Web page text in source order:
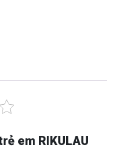
em RIKULAU